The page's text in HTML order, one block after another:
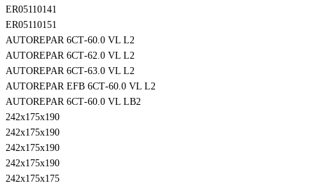
ER05110141
ER05110151
AUTOREPAR 6СТ-60.0 VL L2
AUTOREPAR 6СТ-62.0 VL L2
AUTOREPAR 6СТ-63.0 VL L2
AUTOREPAR EFB 6СТ-60.0 VL L2
AUTOREPAR 6СТ-60.0 VL LB2
242х175х190
242х175х190
242х175х190
242х175х190
242х175х175